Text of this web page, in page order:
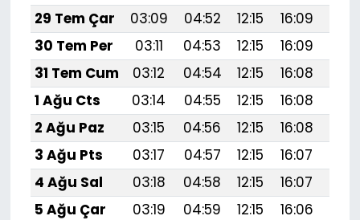
29 Tem Çar
03:09 04:52 12:15 16:09
30 Tem Per
03:11 04:53 12:15 16:09
31 Tem Cum
03:12 04:54 12:15 16:08
1 Ağu Cts
03:14 04:55 12:15 16:08
2 Ağu Paz
03:15 04:56 12:15 16:08
3 Ağu Pts
03:17 04:57 12:15 16:07
4 Ağu Sal
03:18 04:58 12:15 16:07
5 Ağu Çar
03:19 04:59 12:15 16:06